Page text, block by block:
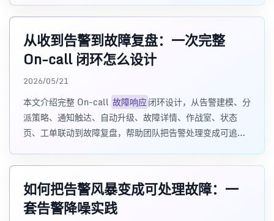
从收到告警到故障复盘：一次完整
On-call 闭环怎么设计
2026/05/21
本文介绍完整 On-call 故障响应闭环设计，从告警建模、分
派策略、通知触达、自动升级、故障详情、作战室、状态
页、工单联动到故障复盘，帮助团队把告警处理变成可追
如何把告警风暴变成可处理故障：一
套告警降噪实践